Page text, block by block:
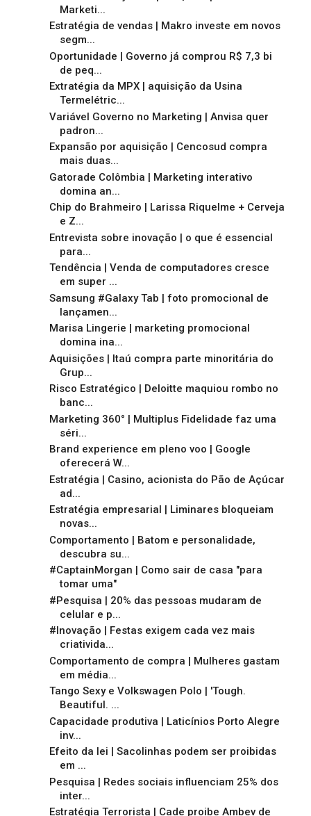
Marketi...
Estratégia de vendas | Makro investe em novos
segm...
Oportunidade | Governo já comprou R$ 7,3 bi
de peq...
Extratégia da MPX | aquisição da Usina
Termelétric...
Variável Governo no Marketing | Anvisa quer
padron...
Expansão por aquisição | Cencosud compra
mais duas...
Gatorade Colômbia | Marketing interativo
domina an...
Chip do Brahmeiro | Larissa Riquelme + Cerveja
e Z...
Entrevista sobre inovação | o que é essencial
para...
Tendência | Venda de computadores cresce
em super ...
Samsung #Galaxy Tab | foto promocional de
lançamen...
Marisa Lingerie | marketing promocional
domina ina...
Aquisições | Itaú compra parte minoritária do
Grup...
Risco Estratégico | Deloitte maquiou rombo no
banc...
Marketing 360° | Multiplus Fidelidade faz uma
séri...
Brand experience em pleno voo | Google
oferecerá W...
Estratégia | Casino, acionista do Pão de Açúcar
ad...
Estratégia empresarial | Liminares bloqueiam
novas...
Comportamento | Batom e personalidade,
descubra su...
#CaptainMorgan | Como sair de casa "para
tomar uma"
#Pesquisa | 20% das pessoas mudaram de
celular e p...
#Inovação | Festas exigem cada vez mais
criativida...
Comportamento de compra | Mulheres gastam
em média...
Tango Sexy e Volkswagen Polo | 'Tough.
Beautiful. ...
Capacidade produtiva | Laticínios Porto Alegre
inv...
Efeito da lei | Sacolinhas podem ser proibidas
em ...
Pesquisa | Redes sociais influenciam 25% dos
inter...
Estratégia Terrorista | Cade proibe Ambev de